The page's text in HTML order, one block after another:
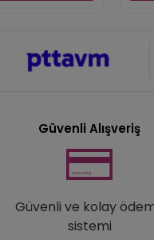
Güvenli Alışveriş
Güvenli ve kolay
sistemi